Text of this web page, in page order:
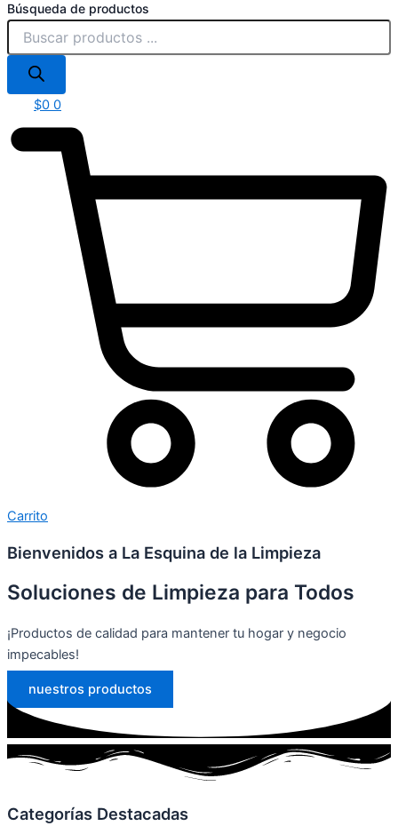
Búsqueda de productos
$0 0
Carrito
Bienvenidos a La Esquina de la Limpieza
Soluciones de Limpieza para Todos
¡Productos de calidad para mantener tu hogar y negocio
impecables!
nuestros productos
Categorías Destacadas